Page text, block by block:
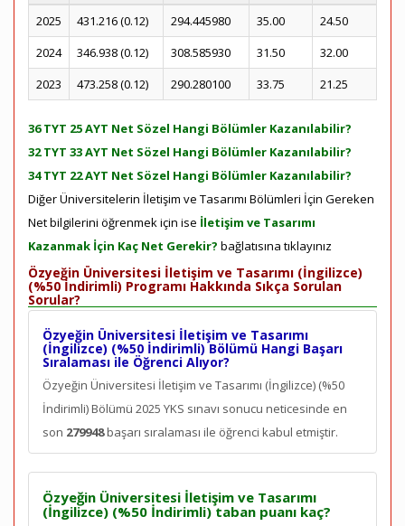
2025
431.216 (0.12) 294.445980 35.00
24.50
2024
346.938 (0.12) 308.585930 31.50
32.00
2023
473.258 (0.12) 290.280100 33.75 21.25
36 TYT 25 AYT Net Sözel Hangi Bölümler Kazanılabilir?
32 TYT 33 AYT Net Sözel Hangi Bölümler Kazanılabilir?
34 TYT 22 AYT Net Sözel Hangi Bölümler Kazanılabilir?
Diğer Üniversitelerin İletişim ve Tasarımı Bölümleri İçin Gereken
Net bilgilerini öğrenmek için ise İletişim ve Tasarımı
Kazanmak İçin Kaç Net Gerekir? bağlatısına tıklayınız
Özyeğin Üniversitesi İletişim ve Tasarımı (İngilizce)
(%50 İndirimli) Programı Hakkında Sıkça Sorulan
Sorular?
Özyeğin Üniversitesi İletişim ve Tasarımı
(İngilizce) (%50 İndirimli) Bölümü Hangi Başarı
Sıralaması ile Öğrenci Alıyor?
Özyeğin Üniversitesi İletişim ve Tasarımı (İngilizce) (%50
İndirimli) Bölümü 2025 YKS sınavı sonucu neticesinde en
son 279948başarı sıralaması ile öğrenci kabul etmiştir.
Özyeğin Üniversitesi İletişim ve Tasarımı
(İngilizce) (%50 İndirimli) taban puanı kaç?